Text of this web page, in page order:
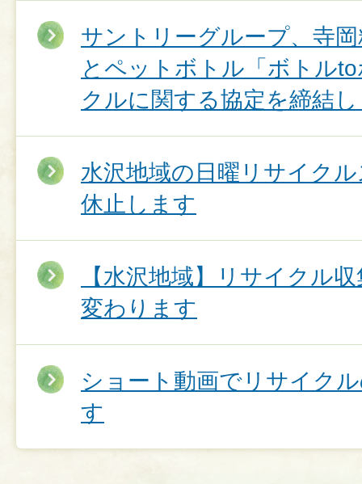
サントリーグループ、寺
とペットボトル「ボトル
クルに関する協定を締結
水沢地域の日曜リサイク
休止します
【水沢地域】リサイクル
変わります
ショート動画でリサイク
す